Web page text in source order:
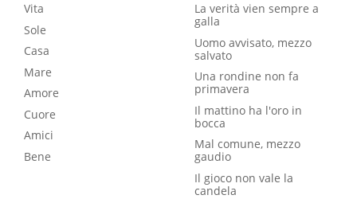
Vita
Sole
Casa
Mare
Amore
Cuore
Amici
Bene
La verità vien sempre a
galla
Uomo avvisato, mezzo
salvato
Una rondine non fa
primavera
Il mattino ha l'oro in
bocca
Mal comune, mezzo
gaudio
Il gioco non vale la
candela